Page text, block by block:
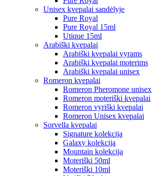
Unisex kvepalai sandėlyje
Pure Royal
Pure Royal 15ml
Utique 15ml
Arabiški kvepalai
Arabiški kvepalai vyrams
Arabiški kvepalai moterims
Arabiški kvepalai unisex
Romeron kvepalai
Romeron Pheromone unisex
Romeron moteriški kvepalai
Romeron vyriški kvepalai
Romeron Unisex kvepalai
Sorvella kvepalai
Signature kolekcija
Galaxy kolekcija
Mountain kolekcija
Moteriški 50ml
Moteriški 10ml